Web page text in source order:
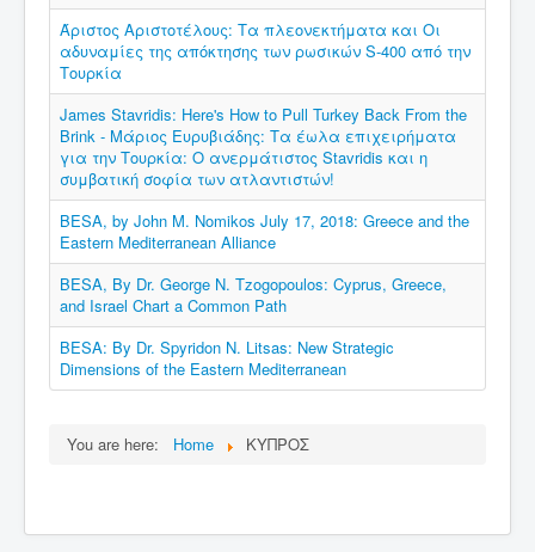
Άριστος Αριστοτέλους: Τα πλεονεκτήματα και Οι
αδυναμίες της απόκτησης των ρωσικών S-400 από την
Τουρκία
James Stavridis: Here's How to Pull Turkey Back From the
Brink - Μάριος Ευρυβιάδης: Τα έωλα επιχειρήματα
για την Τουρκία: Ο ανερμάτιστος Stavridis και η
συμβατική σοφία των ατλαντιστών!
BESA, by John M. Nomikos July 17, 2018: Greece and the
Eastern Mediterranean Alliance
BESA, By Dr. George N. Tzogopoulos: Cyprus, Greece,
and Israel Chart a Common Path
BESA: By Dr. Spyridon N. Litsas: New Strategic
Dimensions of the Eastern Mediterranean
You are here: Home ΚΥΠΡΟΣ